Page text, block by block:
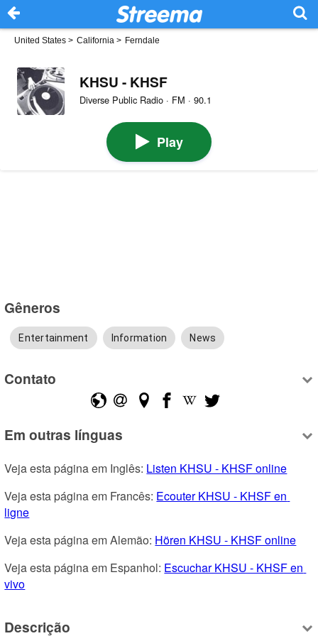
United States > California > Ferndale
KHSU - KHSF
Diverse Public Radio · FM · 90.1
Play
Gêneros
Entertainment Information News
Contato
Em outras línguas
Veja esta página em Inglês: Listen KHSU - KHSF online
Veja esta página em Francês: Ecouter KHSU - KHSF en
ligne
Veja esta página em Alemão: Hören KHSU - KHSF online
Veja esta página em Espanhol: Escuchar KHSU - KHSF en
vivo
Descrição